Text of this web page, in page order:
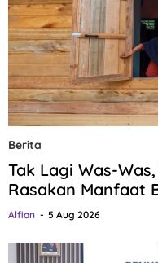
Berita
Tak Lagi Was-
Rasakan Manfaat
Alfian 5 Aug 2026